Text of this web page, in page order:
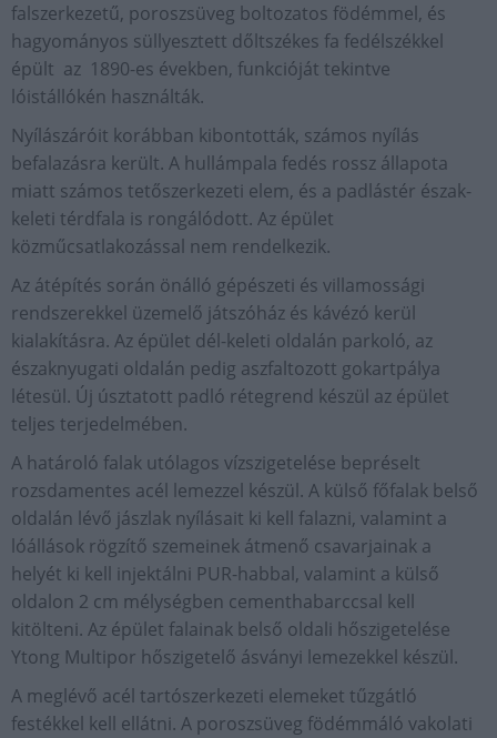
falszerkezetű, poroszsüveg boltozatos födémmel, és
hagyományos süllyesztett dőltszékes fa fedélszékkel
épült az 1890-es években, funkcióját tekintve
lóistállókén használták.
Nyílászáróit korábban kibontották, számos nyílás
befalazásra került. A hullámpala fedés rossz állapota
miatt számos tetőszerkezeti elem, és a padlástér észak-
keleti térdfala is rongálódott. Az épület
közműcsatlakozással nem rendelkezik.
Az átépítés során önálló gépészeti és villamossági
rendszerekkel üzemelő játszóház és kávézó kerül
kialakításra. Az épület dél-keleti oldalán parkoló, az
északnyugati oldalán pedig aszfaltozott gokartpálya
létesül. Új úsztatott padló rétegrend készül az épület
teljes terjedelmében.
A határoló falak utólagos vízszigetelése bepréselt
rozsdamentes acél lemezzel készül. A külső főfalak belső
oldalán lévő jászlak nyílásait ki kell falazni, valamint a
lóállások rögzítő szemeinek átmenő csavarjainak a
helyét ki kell injektálni PUR-habbal, valamint a külső
oldalon 2 cm mélységben cementhabarccsal kell
kitölteni. Az épület falainak belső oldali hőszigetelése
Ytong Multipor hőszigetelő ásványi lemezekkel készül.
A meglévő acél tartószerkezeti elemeket tűzgátló
festékkel kell ellátni. A poroszsüveg födémmáló vakolati